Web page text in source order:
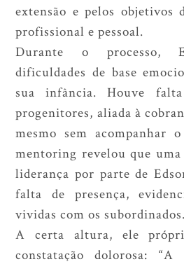
extensão e pelos objetivos
profissional e pessoal.
Durante o processo,
dificuldades de base
sua infância. Houve
progenitores, aliada à
mesmo sem
mentoring revelou que
liderança por parte de
falta de presença,
vividas com os subordinados.
A certa altura, ele
constatação dolorosa: “A